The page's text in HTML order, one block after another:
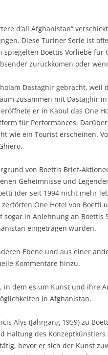
d’all Afghanistan“
Diese Turiner Serie ist
Boettis Vorliebe
zurückkomen oder
Dastaghir gebracht,
zusammen mit Dastaghir
er in Kabul das One
für Performances.
wie ein Tourist erscheinen.
von Boettis Brief-
Geheimnisse und
(der seit 1994 nicht mehr
One Hotel von
sogar in Anlehnung an
eingetragen wurden.
Ebene und aus einer
Kommentare hinzu.
in dem es um Kunst und ihre
in Afghanistan.
Alys (Jahrgang 1959) zu
des
bevor er sich der Kunst